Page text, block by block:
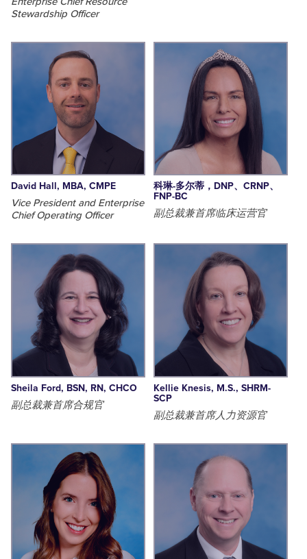
Stewardship Officer
David Hall, MBA, CMPE
Vice President and Enterprise
Chief Operating Officer
科琳-多尔蒂，DNP、CRNP、
FNP-BC
副总裁兼首席临床运营官
Sheila Ford, BSN, RN, CHCO
副总裁兼首席合规官
Kellie Knesis, M.S., SHRM-
SCP
副总裁兼首席人力资源官